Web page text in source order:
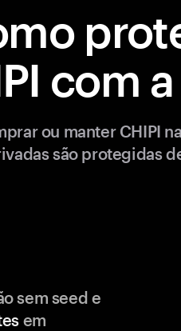
com
ou manter CHIPI
são protegidas
sem seed e
em